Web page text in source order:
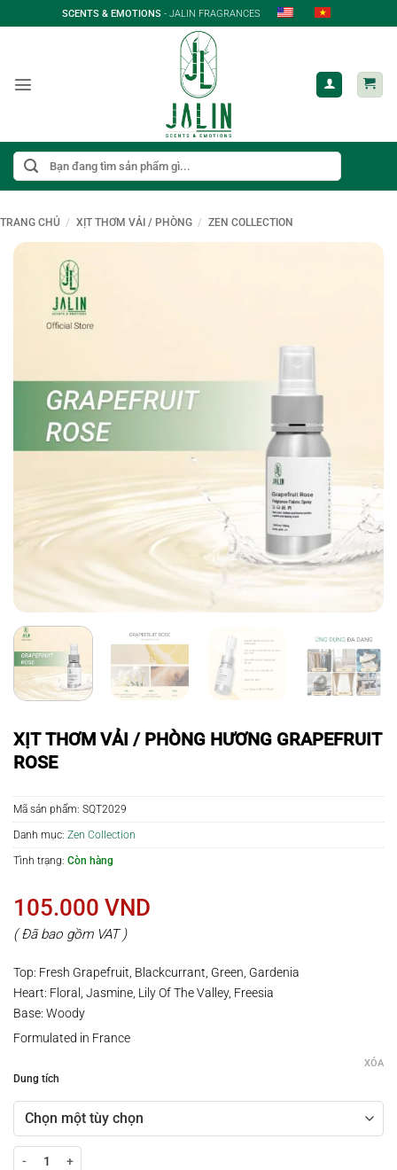
qua
SCENTS & EMOTIONS - JALIN FRAGRANCES
Tìm
kiếm:
TRANG CHỦ / XỊT THƠM VẢI / PHÒNG / ZEN COLLECTION
XỊT THƠM VẢI / PHÒNG HƯƠNG GRAPEFRUIT
ROSE
Mã sản phẩm: SQT2029
Danh mục: Zen Collection
Tình trạng: Còn hàng
105.000 VND
( Đã bao gồm VAT )
Top: Fresh Grapefruit, Blackcurrant, Green, Gardenia
Heart: Floral, Jasmine, Lily Of The Valley, Freesia
Base: Woody
Formulated in France
Dung tích
XÓA
Xịt thơm vải / phòng hương GRAPEFRUIT ROSE số lượng